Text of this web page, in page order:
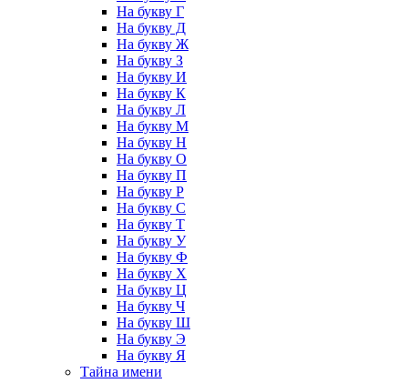
На букву Г
На букву Д
На букву Ж
На букву З
На букву И
На букву К
На букву Л
На букву М
На букву Н
На букву О
На букву П
На букву Р
На букву С
На букву Т
На букву У
На букву Ф
На букву Х
На букву Ц
На букву Ч
На букву Ш
На букву Э
На букву Я
Тайна имени